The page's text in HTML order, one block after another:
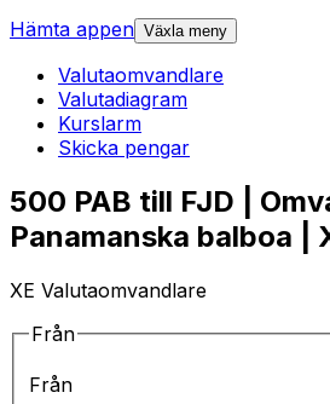
Hämta appen Växla meny
Valutaomvandlare
Valutadiagram
Kurslarm
Skicka pengar
500 PAB till FJD |
Panamanska balboa |
XE Valutaomvandlare
Från
Från